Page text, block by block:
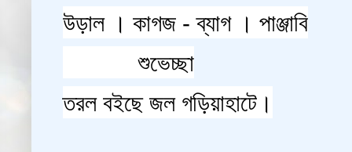
উড়াল । কাগজ - ব্যাগ । পাঞ্জাবি
শুভেচ্ছা
তরল বইছে জল গড়িয়াহাটে।